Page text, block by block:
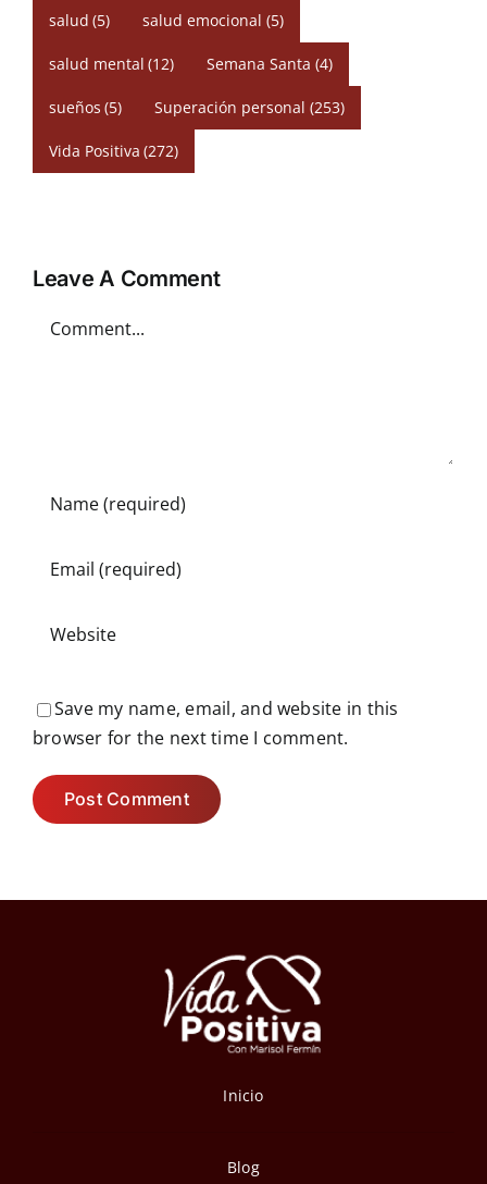
salud (5) salud emocional (5)
salud mental (12) Semana Santa (4)
sueños (5) Superación personal (253)
Vida Positiva (272)
Leave A Comment
Save my name, email, and website in this
browser for the next time I comment.
Inicio
Blog